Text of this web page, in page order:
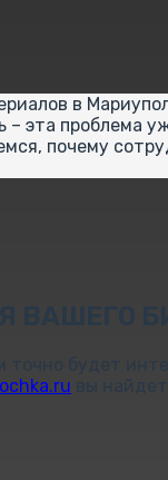
в
эта проблема
почему
будет
вы